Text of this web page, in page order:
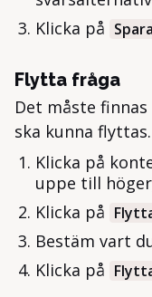
Klicka på Spara
Flytta fråga
Det måste
ska kunna
Klicka på
uppe till
Klicka på
Bestäm vart
Klicka på